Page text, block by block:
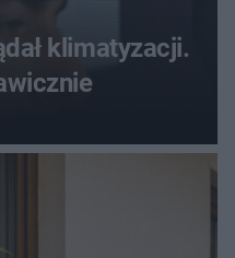
klimatyzacji.